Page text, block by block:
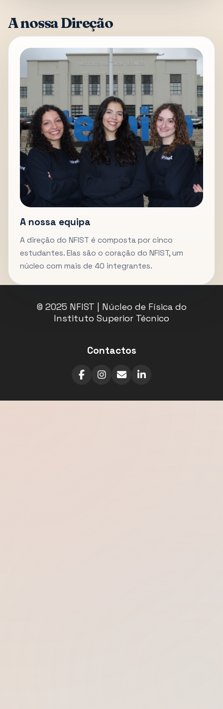
A nossa Direção
A nossa equipa
A direção do NFIST é composta por cinco
estudantes. Elas são o coração do NFIST, um
núcleo com mais de 40 integrantes.
© 2025 NFIST | Núcleo de Física do
Instituto Superior Técnico
Contactos